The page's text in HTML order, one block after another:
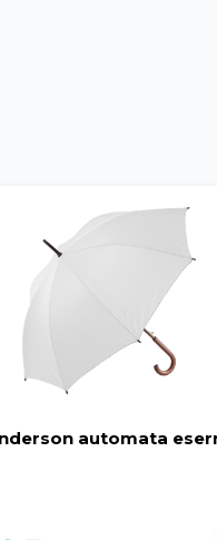
automata